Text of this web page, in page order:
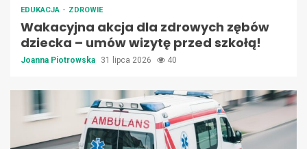
EDUKACJA ZDROWIE
Wakacyjna akcja dla zdrowych zębów
dziecka – umów wizytę przed szkołą!
Joanna Piotrowska 31 lipca 2026 40